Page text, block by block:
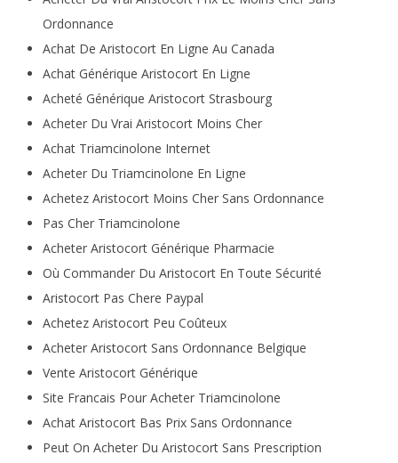
Ordonnance
Achat De Aristocort En Ligne Au Canada
Achat Générique Aristocort En Ligne
Acheté Générique Aristocort Strasbourg
Acheter Du Vrai Aristocort Moins Cher
Achat Triamcinolone Internet
Acheter Du Triamcinolone En Ligne
Achetez Aristocort Moins Cher Sans Ordonnance
Pas Cher Triamcinolone
Acheter Aristocort Générique Pharmacie
Où Commander Du Aristocort En Toute Sécurité
Aristocort Pas Chere Paypal
Achetez Aristocort Peu Coûteux
Acheter Aristocort Sans Ordonnance Belgique
Vente Aristocort Générique
Site Francais Pour Acheter Triamcinolone
Achat Aristocort Bas Prix Sans Ordonnance
Peut On Acheter Du Aristocort Sans Prescription